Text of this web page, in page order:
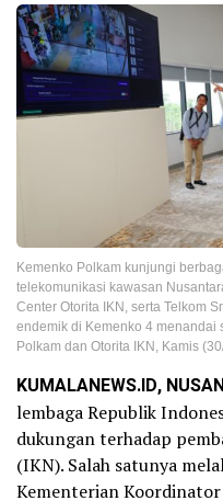
Kemenko Polkam kunjungi
telekomunikasi kawasan
Center Otorita IKN, serta Telkom
endemik di Kemenko 4 menandai
Polkam dan Otorita IKN, Kamis
KUMALANEWS.ID,
lembaga Republik
dukungan terhadap
(IKN). Salah satunya
Kementerian